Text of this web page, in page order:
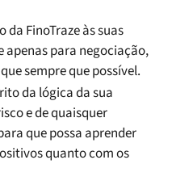
da FinoTraze às suas
apenas para negociação,
sempre que possível.
da lógica da sua
e de quaisquer
que possa aprender
quanto com os